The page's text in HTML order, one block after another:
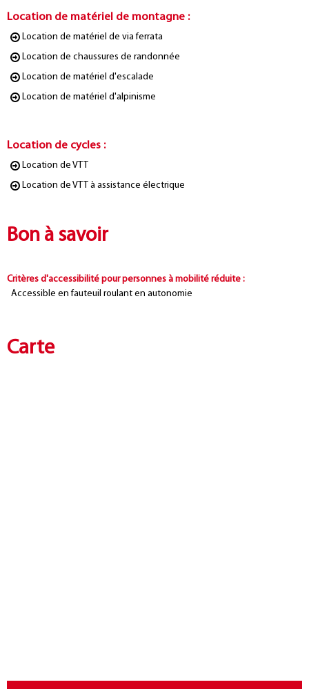
Location de matériel de montagne :
Location de matériel de via ferrata
Location de chaussures de randonnée
Location de matériel d'escalade
Location de matériel d'alpinisme
Location de cycles :
Location de VTT
Location de VTT à assistance électrique
Bon à savoir
Critères d'accessibilité pour personnes à mobilité réduite :
Accessible en fauteuil roulant en autonomie
Carte